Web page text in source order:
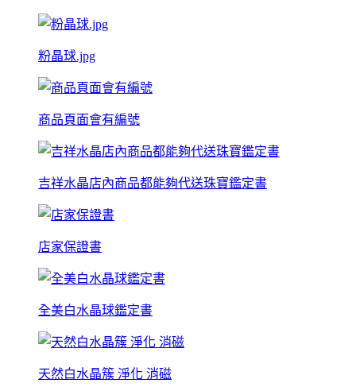
粉晶球.jpg
商品頁面會有編號
吉祥水晶店內商品都能夠代送珠寶鑑定書
店家保證書
全美白水晶球鑑定書
天然白水晶簇 淨化 消磁